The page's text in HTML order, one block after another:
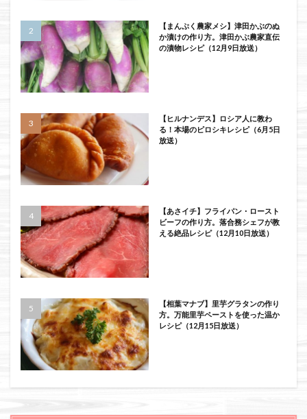
【まんぷく農家メシ】津田かぶのぬ
か漬けの作り方。津田かぶ農家直伝
の漬物レシピ（12月9日放送）
【ヒルナンデス】ロシア人に教わ
る！本場のピロシキレシピ（6月5日
放送）
【あさイチ】フライパン・ロースト
ビーフの作り方。落合務シェフが教
える絶品レシピ（12月10日放送）
【相葉マナブ】里芋グラタンの作り
方。万能里芋ペーストを使った温か
レシピ（12月15日放送）